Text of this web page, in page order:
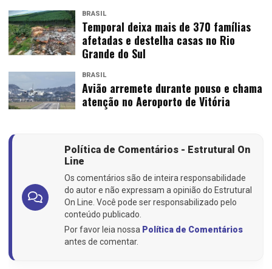
BRASIL
Temporal deixa mais de 370 famílias
afetadas e destelha casas no Rio
Grande do Sul
BRASIL
Avião arremete durante pouso e chama
atenção no Aeroporto de Vitória
Política de Comentários - Estrutural On
Line
Os comentários são de inteira responsabilidade
do autor e não expressam a opinião do Estrutural
On Line. Você pode ser responsabilizado pelo
conteúdo publicado.
Por favor leia nossa Política de Comentários
antes de comentar.